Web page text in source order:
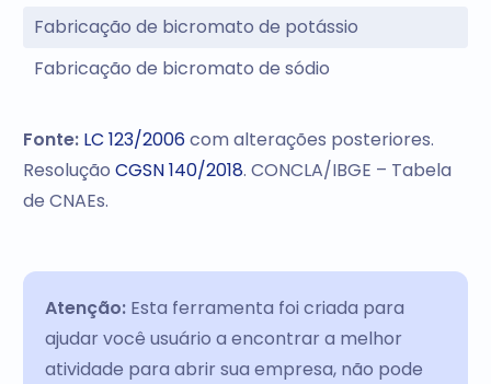
Fabricação de bicromato de potássio
Fabricação de bicromato de sódio
Fonte: LC 123/2006com alterações posteriores.
ResoluçãoCGSN 140/2018. CONCLA/IBGE – Tabela
de CNAEs.
Atenção:Esta ferramenta foi criada para
ajudar você usuário a encontrar a melhor
atividade para abrir sua empresa, não pode